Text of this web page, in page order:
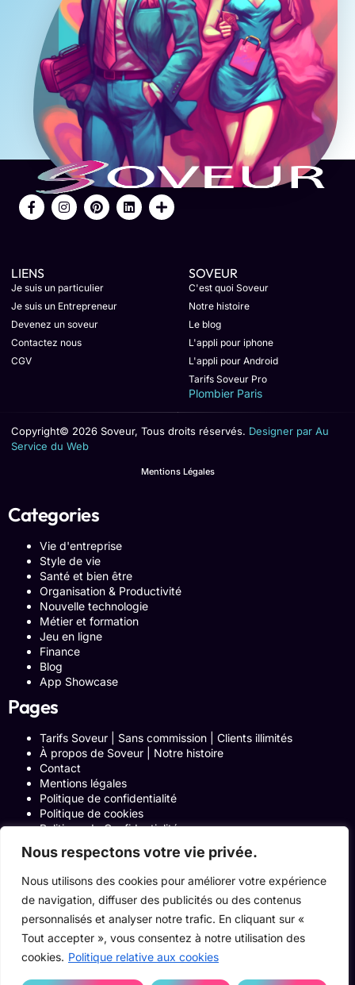
Nous respectons votre vie privée.
Nous utilisons des cookies pour améliorer votre expérience
de navigation, diffuser des publicités ou des contenus
personnalisés et analyser notre trafic. En cliquant sur «
Tout accepter », vous consentez à notre utilisation des
cookies. Politique relative aux cookies
LIENS
Je suis un particulier
Je suis un Entrepreneur
Devenez un soveur
Contactez nous
CGV
SOVEUR
C'est quoi Soveur
Notre histoire
Le blog
L'appli pour iphone
L'appli pour Android
Tarifs Soveur Pro
Plombier Paris
Copyright© 2026 Soveur, Tous droits réservés. Designer par Au
Service du Web
Mentions Légales
Categories
Vie d'entreprise
Style de vie
Santé et bien être
Organisation & Productivité
Nouvelle technologie
Métier et formation
Jeu en ligne
Finance
Blog
App Showcase
Pages
Tarifs Soveur | Sans commission | Clients illimités
À propos de Soveur | Notre histoire
Contact
Mentions légales
Politique de confidentialité
Politique de cookies
Politique de Confidentialité
Blog
Notre histoire
Programme Affiliation
Conditions générales d’utilisation
ACCUEIL
Onglets Zone Affilié
Le Blog
Devenir pro